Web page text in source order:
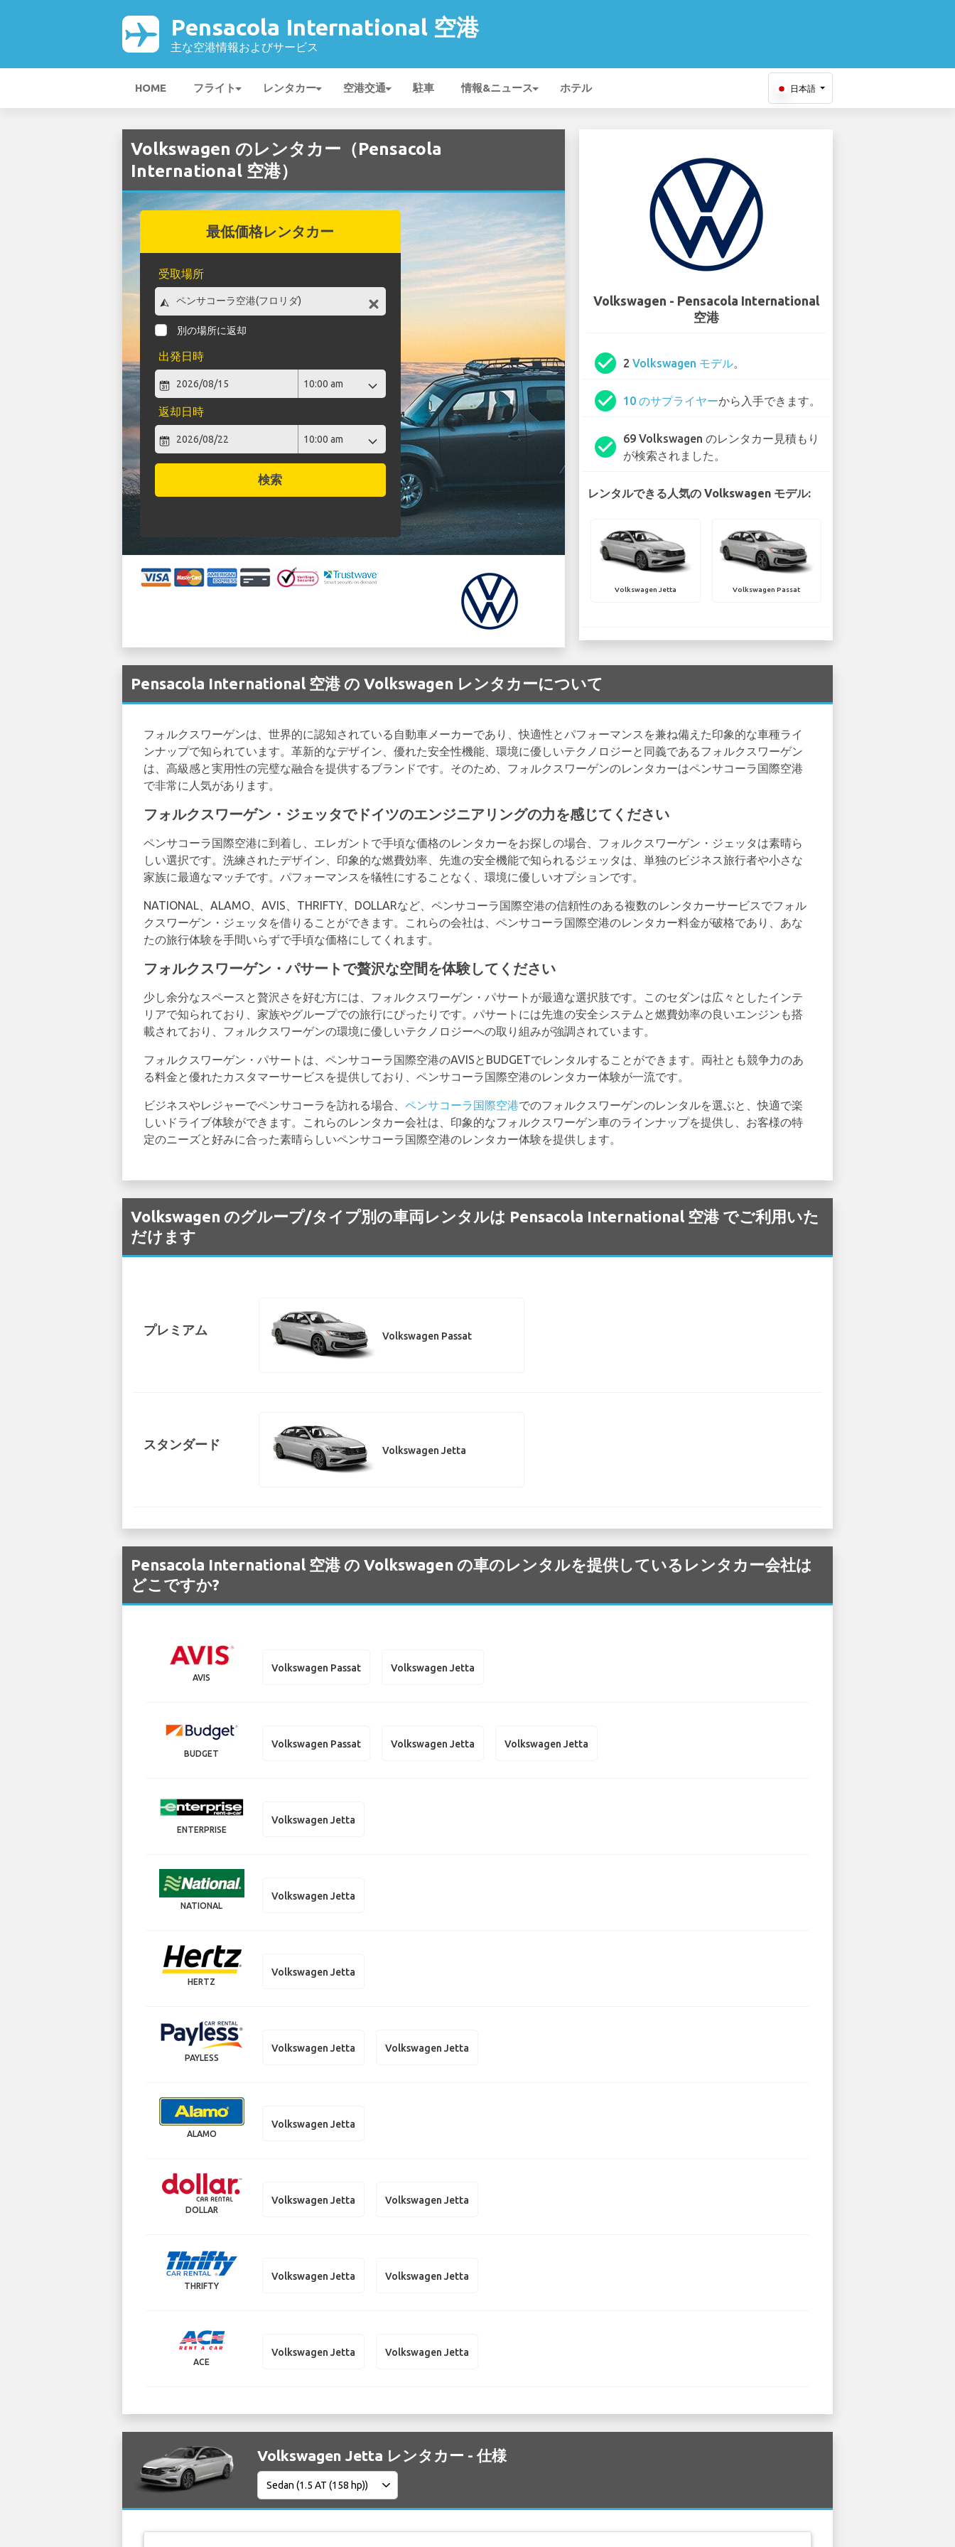
Pensacola International 空港
主な空港情報およびサービス
HOME フライト レンタカー 空港交通 駐車 情報&ニュース ホテル 日本語
Volkswagen のレンタカー（Pensacola
International 空港）
最低価格レンタカー
受取場所
別の場所に返却
出発日時
返却日時
検索
Volkswagen - Pensacola International
空港
check_circle 2Volkswagen モデル。
check_circle 10 のサプライヤーから入手できます。
check_circle
69 Volkswagen のレンタカー見積もり
が検索されました。
レンタルできる人気の Volkswagen モデル:
Volkswagen Jetta Volkswagen Passat
Pensacola International 空港 の Volkswagen レンタカーについて
フォルクスワーゲンは、世界的に認知されている自動車メーカーであり、快適性とパフォーマンスを兼ね備えた印象的な車種ライ
ンナップで知られています。革新的なデザイン、優れた安全性機能、環境に優しいテクノロジーと同義であるフォルクスワーゲン
は、高級感と実用性の完璧な融合を提供するブランドです。そのため、フォルクスワーゲンのレンタカーはペンサコーラ国際空港
で非常に人気があります。
フォルクスワーゲン・ジェッタでドイツのエンジニアリングの力を感じてください
ペンサコーラ国際空港に到着し、エレガントで手頃な価格のレンタカーをお探しの場合、フォルクスワーゲン・ジェッタは素晴ら
しい選択です。洗練されたデザイン、印象的な燃費効率、先進の安全機能で知られるジェッタは、単独のビジネス旅行者や小さな
家族に最適なマッチです。パフォーマンスを犠牲にすることなく、環境に優しいオプションです。
NATIONAL、ALAMO、AVIS、THRIFTY、DOLLARなど、ペンサコーラ国際空港の信頼性のある複数のレンタカーサービスでフォル
クスワーゲン・ジェッタを借りることができます。これらの会社は、ペンサコーラ国際空港のレンタカー料金が破格であり、あな
たの旅行体験を手間いらずで手頃な価格にしてくれます。
フォルクスワーゲン・パサートで贅沢な空間を体験してください
少し余分なスペースと贅沢さを好む方には、フォルクスワーゲン・パサートが最適な選択肢です。このセダンは広々としたインテ
リアで知られており、家族やグループでの旅行にぴったりです。パサートには先進の安全システムと燃費効率の良いエンジンも搭
載されており、フォルクスワーゲンの環境に優しいテクノロジーへの取り組みが強調されています。
フォルクスワーゲン・パサートは、ペンサコーラ国際空港のAVISとBUDGETでレンタルすることができます。両社とも競争力のあ
る料金と優れたカスタマーサービスを提供しており、ペンサコーラ国際空港のレンタカー体験が一流です。
ビジネスやレジャーでペンサコーラを訪れる場合、 ペンサコーラ国際空港でのフォルクスワーゲンのレンタルを選ぶと、快適で楽
しいドライブ体験ができます。これらのレンタカー会社は、印象的なフォルクスワーゲン車のラインナップを提供し、お客様の特
定のニーズと好みに合った素晴らしいペンサコーラ国際空港のレンタカー体験を提供します。
Volkswagen のグループ/タイプ別の車両レンタルは Pensacola International 空港 でご利用いた
だけます
プレミアム Volkswagen Passat
スタンダード Volkswagen Jetta
Pensacola International 空港 の Volkswagen の車のレンタルを提供しているレンタカー会社は
どこですか?
AVIS
Volkswagen Passat Volkswagen Jetta
BUDGET
Volkswagen Passat Volkswagen Jetta Volkswagen Jetta
ENTERPRISE
Volkswagen Jetta
NATIONAL
Volkswagen Jetta
HERTZ
Volkswagen Jetta
PAYLESS
Volkswagen Jetta Volkswagen Jetta
ALAMO
Volkswagen Jetta
DOLLAR
Volkswagen Jetta Volkswagen Jetta
THRIFTY
Volkswagen Jetta Volkswagen Jetta
ACE
Volkswagen Jetta Volkswagen Jetta
Volkswagen Jetta レンタカー - 仕様